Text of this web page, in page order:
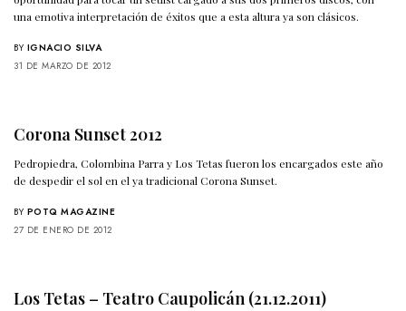
una emotiva interpretación de éxitos que a esta altura ya son clásicos.
BY IGNACIO SILVA
31 DE MARZO DE 2012
Corona Sunset 2012
Pedropiedra, Colombina Parra y Los Tetas fueron los encargados este año
de despedir el sol en el ya tradicional Corona Sunset.
BY POTQ MAGAZINE
27 DE ENERO DE 2012
Los Tetas – Teatro Caupolicán (21.12.2011)